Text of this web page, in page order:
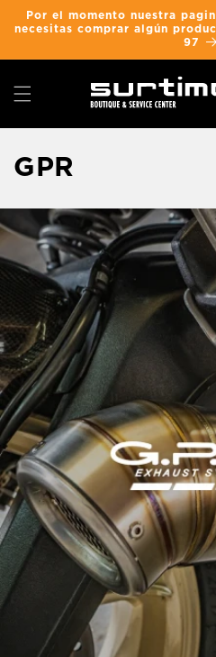
directamente
al contenido
Por el momento nuestra
necesitas comprar algún
97
C
o
l
e
c
i
ó
n
:
GPR